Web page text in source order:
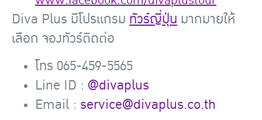
Diva Plus มีโปรแกรม ทัวร์ญี่ปุ่น มากมายให้
เลือก จองทัวร์ติดต่อ
โทร 065-459-5565
Line ID : @divaplus
Email : service@divaplus.co.th